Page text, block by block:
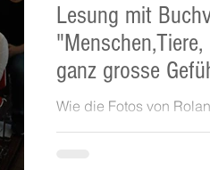
Lesung mit
ganz grosse
Wie die Fotos von